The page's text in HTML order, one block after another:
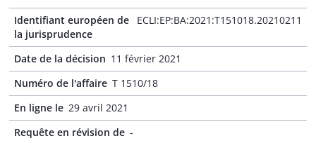
Identifiant européen de
la jurisprudence
ECLI:EP:BA:2021:T151018.20210211
Date de la décision 11 février 2021
Numéro de l'affaire T 1510/18
En ligne le 29 avril 2021
Requête en révision de -